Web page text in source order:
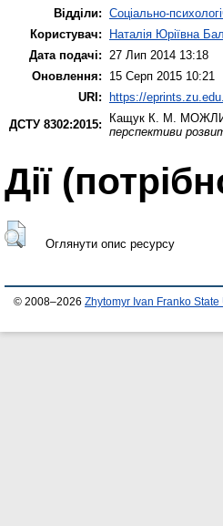
Відділи: Соціально-
Користувач:
Наталія Юріївна
Дата подачі:
27 Лип 2014 13:18
Оновлення:
15 Серп 2015 10:21
URI: https://
ДСТУ 8302:2015:
Кащук К. М.
перспективи
Дії
Оглянути опис ресурсу
© 2008–2026 Zhytomyr Ivan Franko State